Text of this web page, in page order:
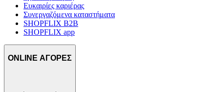
Ευκαιρίες καριέρας
Συνεργαζόμενα καταστήματα
SHOPFLIX B2B
SHOPFLIX app
ONLINE ΑΓΟΡΕΣ